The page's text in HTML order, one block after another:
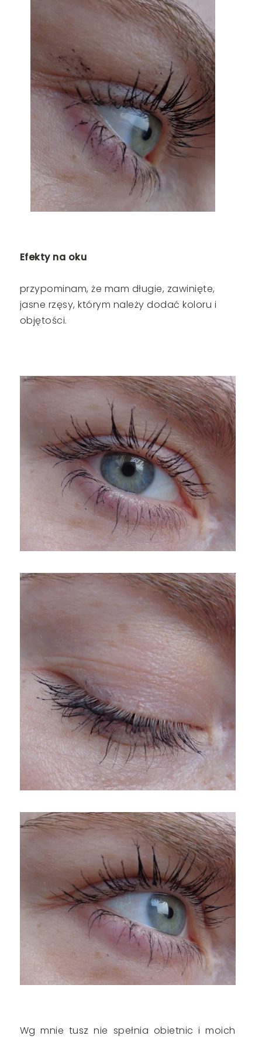
Efekty na oku
przypominam, że mam długie, zawinięte,
jasne rzęsy, którym należy dodać koloru i
objętości.
Wg mnie tusz nie spełnia obietnic i moich